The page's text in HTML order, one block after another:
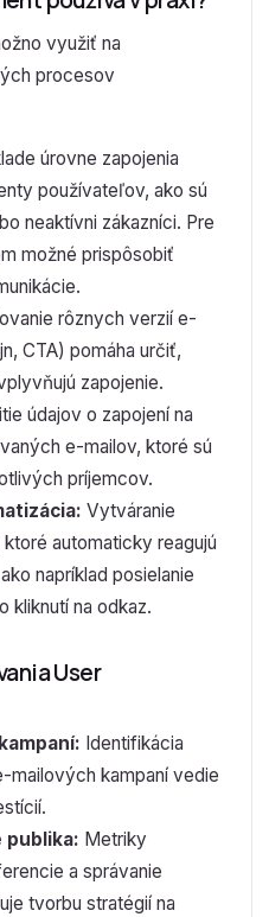
využiť na
procesov
úrovne zapojenia
používateľov, ako sú
neaktívni zákazníci. Pre
možné prispôsobiť
rôznych verzií e-
CTA) pomáha určiť,
zapojenie.
údajov o zapojení na
e-mailov, ktoré sú
príjemcov.
Vytváranie
automaticky reagujú
napríklad posielanie
kliknutí na odkaz.
User
Identifikácia
mailových kampaní vedie
publika: Metriky
a správanie
tvorbu stratégií na